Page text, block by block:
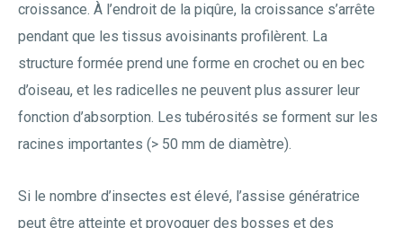
croissance. À l’endroit de la piqûre, la croissance s’arrête
pendant que les tissus avoisinants profilèrent. La
structure formée prend une forme en crochet ou en bec
d’oiseau, et les radicelles ne peuvent plus assurer leur
fonction d’absorption. Les tubérosités se forment sur les
racines importantes (> 50 mm de diamètre).
Si le nombre d’insectes est élevé, l’assise génératrice
peut être atteinte et provoquer des bosses et des